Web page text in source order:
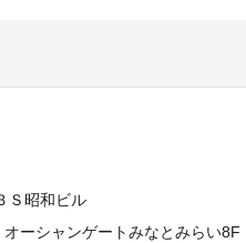
Ｓ昭和ビル
ーシャンゲートみなとみらい8F